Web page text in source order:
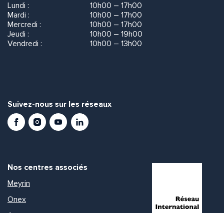
Lundi :
10h00 – 17h00
Mardi :
10h00 – 17h00
Mercredi :
10h00 – 17h00
Jeudi :
10h00 – 19h00
Vendredi :
10h00 – 13h00
Suivez-nous sur les réseaux
FacebookInstagramYoutubeLinkedIn
Nos centres associés
Meyrin
Onex